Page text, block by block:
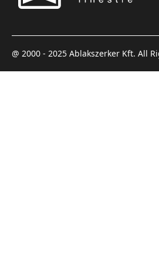
@ 2000 - 2025 Ablakszerker Kft. All